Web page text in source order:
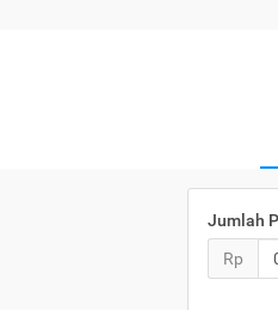
Jumlah
Rp